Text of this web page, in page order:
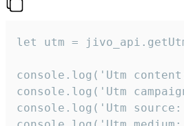
let utm =
console.log('Utm
console.log('Utm
console.log('Utm